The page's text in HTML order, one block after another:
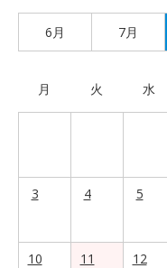
6月 7月
月 火 水
3 4 5
10
11
12